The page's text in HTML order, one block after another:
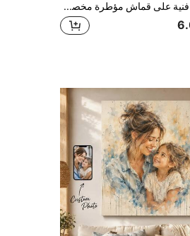
لوحة فنية على قماش مؤطرة مخصصة، فن جداري بصور مخصصة، مناسبة للمنزل والزفاف وذكريات السفر، قماش ملفوف مع خطافات تعليق، جاهزة للتعليق كديكور منزلي، مناسبة لغرفة المعيشة والنوم والمكتب، هدية شخصية متينة، مناسبة للأزواج وديكور المنزل